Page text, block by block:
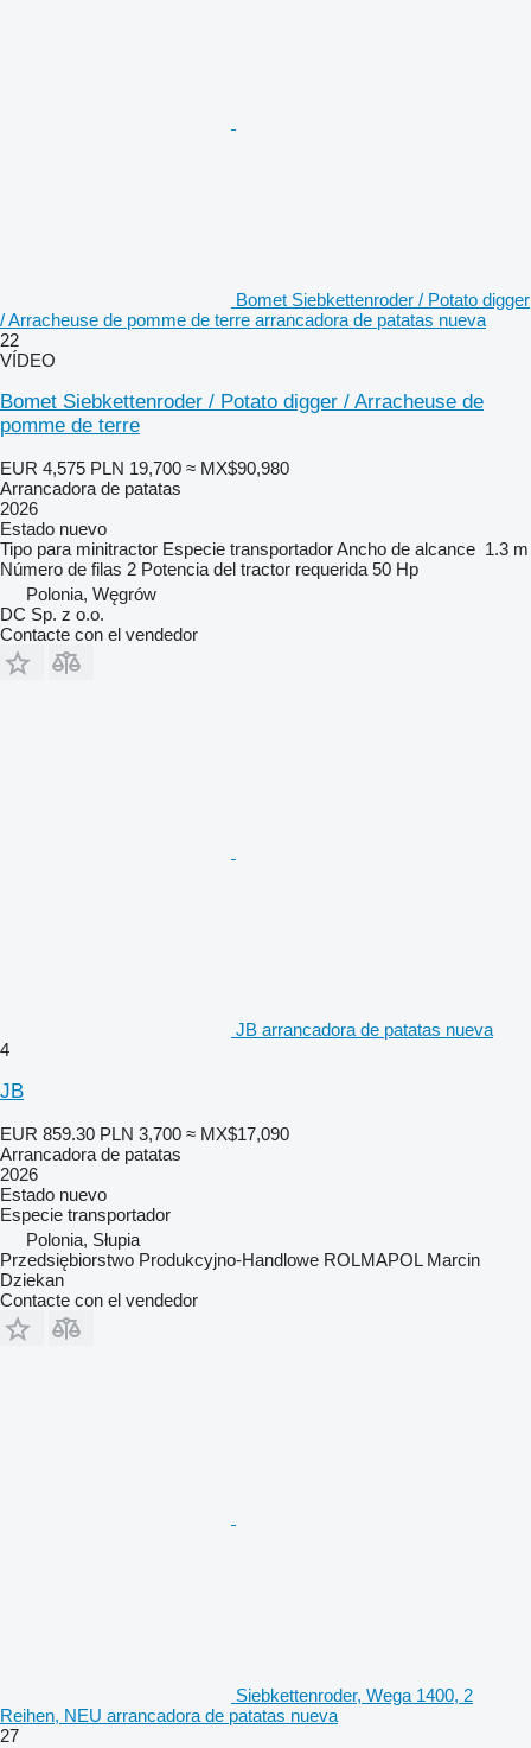
Bomet Siebkettenroder / Potato digger
/ Arracheuse de pomme de terre arrancadora de patatas nueva
22
VÍDEO
Bomet Siebkettenroder / Potato digger / Arracheuse de
pomme de terre
EUR 4,575 PLN 19,700 ≈ MX$90,980
Arrancadora de patatas
2026
Estado nuevo
Tipo para minitractor Especie transportadorAncho de alcance 1.3 m
Número de filas 2 Potencia del tractor requerida 50 Hp
Polonia, Węgrów
DC Sp. z o.o.
Contacte con el vendedor
JB arrancadora de patatas nueva
4
JB
EUR 859.30 PLN 3,700 ≈ MX$17,090
Arrancadora de patatas
2026
Estado nuevo
Especie transportador
Polonia, Słupia
Przedsiębiorstwo Produkcyjno-Handlowe ROLMAPOL Marcin
Dziekan
Contacte con el vendedor
Siebkettenroder, Wega 1400, 2
Reihen, NEU arrancadora de patatas nueva
27